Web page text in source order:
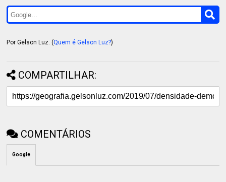
Por Gelson Luz. (Quem é Gelson Luz?)
COMPARTILHAR:
COMENTÁRIOS
Google